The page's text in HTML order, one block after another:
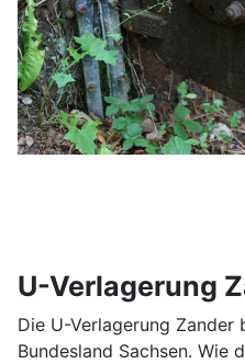
U-Verlagerung
Die U-Verlagerung
Bundesland Sachsen. Wie